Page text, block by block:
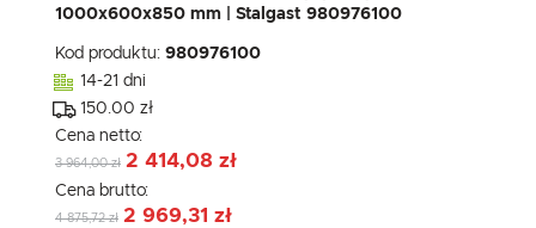
1000x600x850 mm | Stalgast 980976100
Kod produktu: 980976100
14-21 dni
150.00 zł
Cena netto:
3 964,00 zł 2 414,08 zł
Cena brutto:
4 875,72 zł 2 969,31 zł